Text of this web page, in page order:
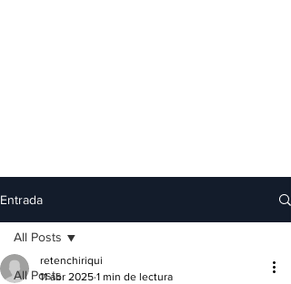
Entrada
All Posts
All Posts
retenchiriqui
11 abr 2025 1 min de lectura